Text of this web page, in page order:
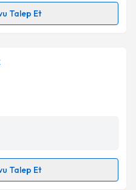
ilişkin
verilerimin belirtilen
Gönder
Talep Et
takvimi talebi
randevu almanız için bir
ile bilgilendireceğiz.
ilişkin
verilerimin belirtilen
Talep Et